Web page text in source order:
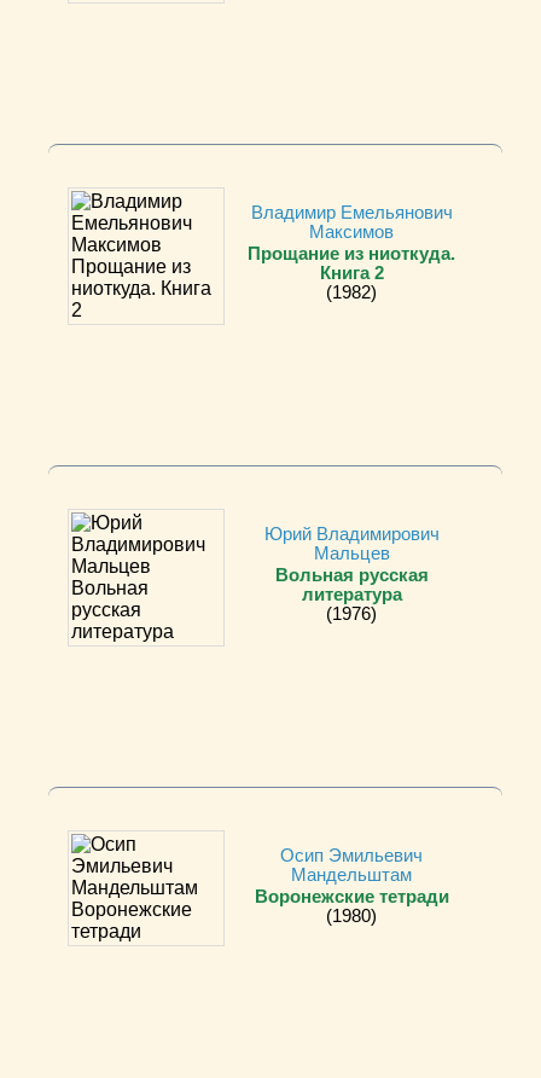
Владимир Емельянович
Максимов
Прощание из ниоткуда.
Книга 2
(1982)
Юрий Владимирович
Мальцев
Вольная русская
литература
(1976)
Осип Эмильевич
Мандельштам
Воронежские тетради
(1980)